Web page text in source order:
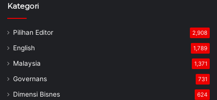
Kategori
Pilihan Editor 2,908
English 1,789
Malaysia 1,371
Governans 731
Dimensi Bisnes 624